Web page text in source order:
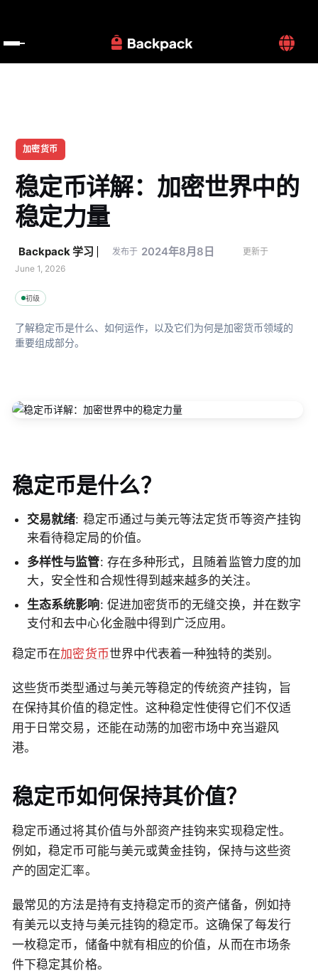
加密货币
稳定币详解：加密世界中的
稳定力量
Backpack 学习 发布于 2024年8月8日
更新于
June 1, 2026
初级
了解稳定币是什么、如何运作，以及它们为何是加密货币领域的
重要组成部分。
稳定币是什么？
交易就绪: 稳定币通过与美元等法定货币等资产挂钩
来看待稳定局的价值。
多样性与监管: 存在多种形式，且随着监管力度的加
大，安全性和合规性得到越来越多的关注。
生态系统影响: 促进加密货币的无缝交换，并在数字
支付和去中心化金融中得到广泛应用。
稳定币在加密货币世界中代表着一种独特的类别。
这些货币类型通过与美元等稳定的传统资产挂钩，旨
在保持其价值的稳定性。这种稳定性使得它们不仅适
用于日常交易，还能在动荡的加密市场中充当避风
港。
稳定币如何保持其价值？
稳定币通过将其价值与外部资产挂钩来实现稳定性。
例如，稳定币可能与美元或黄金挂钩，保持与这些资
产的固定汇率。
最常见的方法是持有支持稳定币的资产储备，例如持
有美元以支持与美元挂钩的稳定币。这确保了每发行
一枚稳定币，储备中就有相应的价值，从而在市场条
件下稳定其价格。